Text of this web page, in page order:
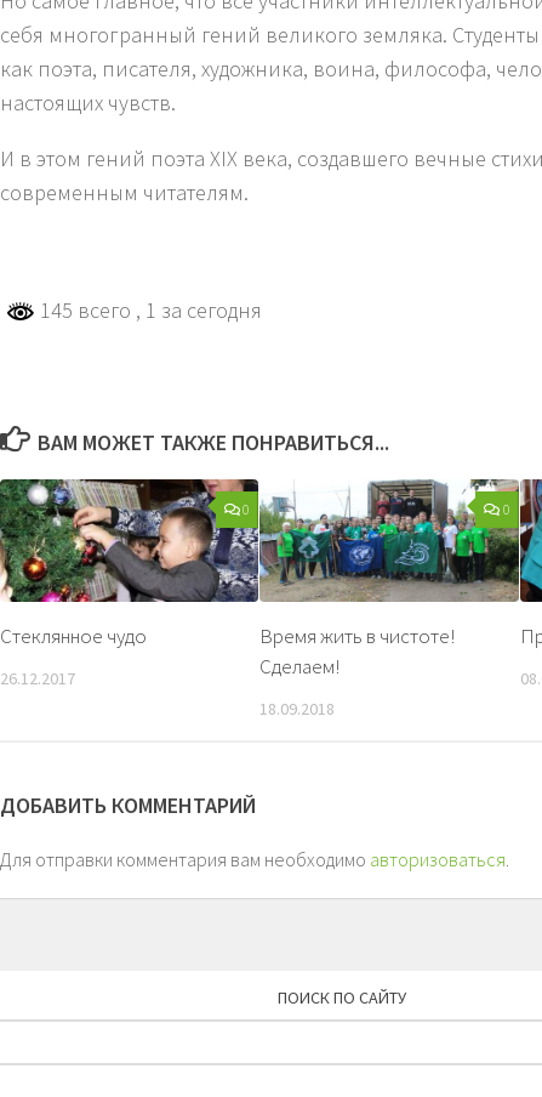
себя многогранный гений великого земляка.
как поэта, писателя, художника, воина, философа,
настоящих чувств.
И в этом гений поэта XIX века, создавшего вечные
современным читателям.
145 всего , 1 за сегодня
ВАМ МОЖЕТ ТАКЖЕ ПОНРАВИТЬСЯ...
0
Стеклянное чудо
26.12.2017
0
Время жить в чистоте!
Сделаем!
18.09.2018
ДОБАВИТЬ КОММЕНТАРИЙ
Для отправки комментария вам необходимо авторизоваться
ПОИСК ПО САЙТУ